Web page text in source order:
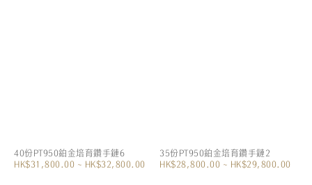
40份PT950鉑金培育鑽手鏈6
HK$31,800.00 ~ HK$32,800.00
35份PT950鉑金培育鑽手鏈2
HK$28,800.00 ~ HK$29,800.00